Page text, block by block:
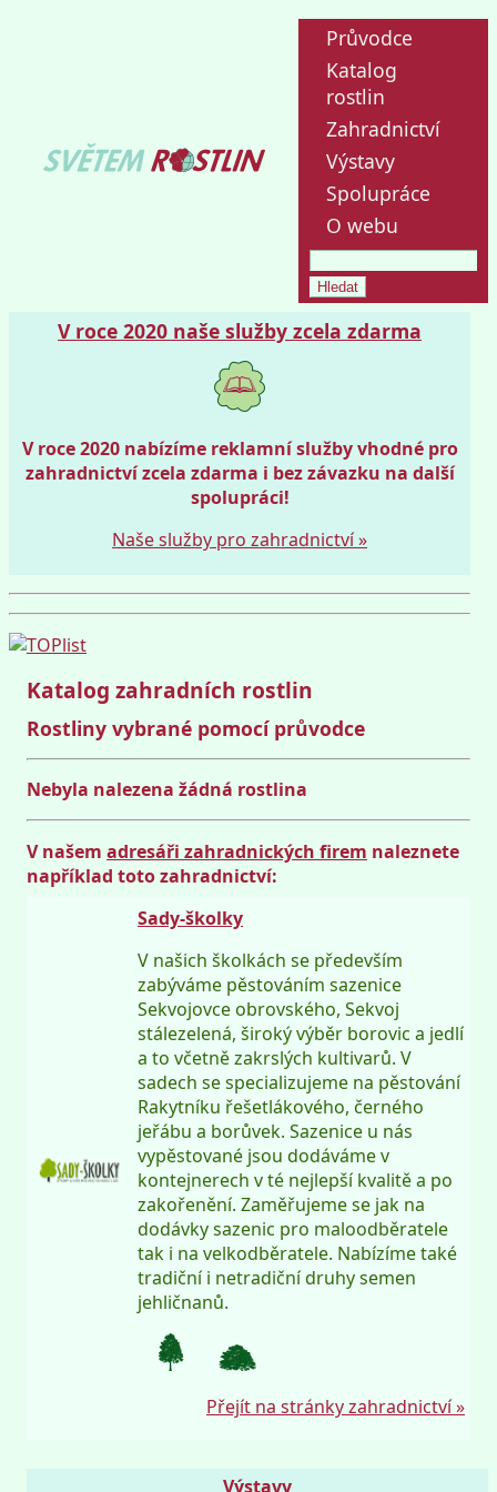
Průvodce
Katalog
rostlin
Zahradnictví
Výstavy
Spolupráce
O webu
V roce 2020 naše služby zcela zdarma
V roce 2020 nabízíme reklamní služby vhodné pro
zahradnictví zcela zdarma i bez závazku na další
spolupráci!
Naše služby pro zahradnictví »
Katalog zahradních rostlin
Rostliny vybrané pomocí průvodce
Nebyla nalezena žádná rostlina
V našem adresáři zahradnických firem naleznete
například toto zahradnictví:
Sady-školky
V našich školkách se především
zabýváme pěstováním sazenice
Sekvojovce obrovského, Sekvoj
stálezelená, široký výběr borovic a jedlí
a to včetně zakrslých kultivarů. V
sadech se specializujeme na pěstování
Rakytníku řešetlákového, černého
jeřábu a borůvek. Sazenice u nás
vypěstované jsou dodáváme v
kontejnerech v té nejlepší kvalitě a po
zakořenění. Zaměřujeme se jak na
dodávky sazenic pro maloodběratele
tak i na velkodběratele. Nabízíme také
tradiční i netradiční druhy semen
jehličnanů.
Přejít na stránky zahradnictví »
Výstavy